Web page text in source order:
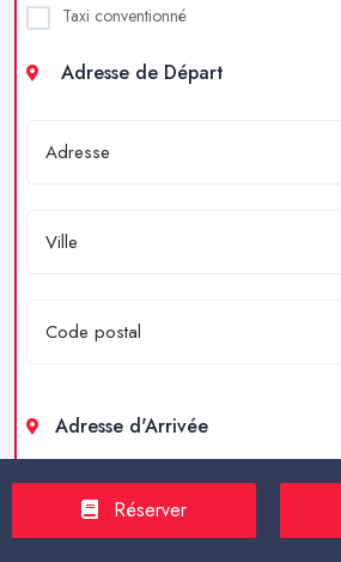
Taxi conventionné
Adresse de Départ
Adresse d'Arrivée
Réserver